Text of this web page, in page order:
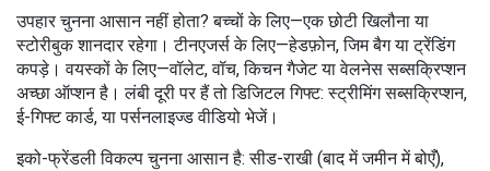
उपहार चुनना आसान नहीं होता? बच्चों के लिए—एक छोटी खिलौना या
स्टोरीबुक शानदार रहेगा। टीनएजर्स के लिए—हेडफ़ोन, जिम बैग या ट्रेंडिंग
कपड़े। वयस्कों के लिए—वॉलेट, वॉच, किचन गैजेट या वेलनेस सब्सक्रिप्शन
अच्छा ऑप्शन है। लंबी दूरी पर हैं तो डिजिटल गिफ्ट: स्ट्रीमिंग सब्सक्रिप्शन,
ई-गिफ्ट कार्ड, या पर्सनलाइज्ड वीडियो भेजें।
इको-फ्रेंडली विकल्प चुनना आसान है: सीड-राखी (बाद में जमीन में बोएँ),